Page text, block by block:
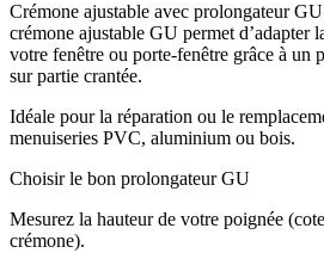
Crémone ajustable avec prolongateur
crémone ajustable GU permet d’adapter
votre fenêtre ou porte-fenêtre grâce à un
sur partie crantée.
Idéale pour la réparation ou le
menuiseries PVC, aluminium ou bois.
Choisir le bon prolongateur GU
Mesurez la hauteur de votre poignée
crémone).